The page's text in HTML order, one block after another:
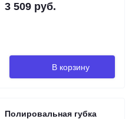
3 509 руб.
В корзину
Полировальная губка